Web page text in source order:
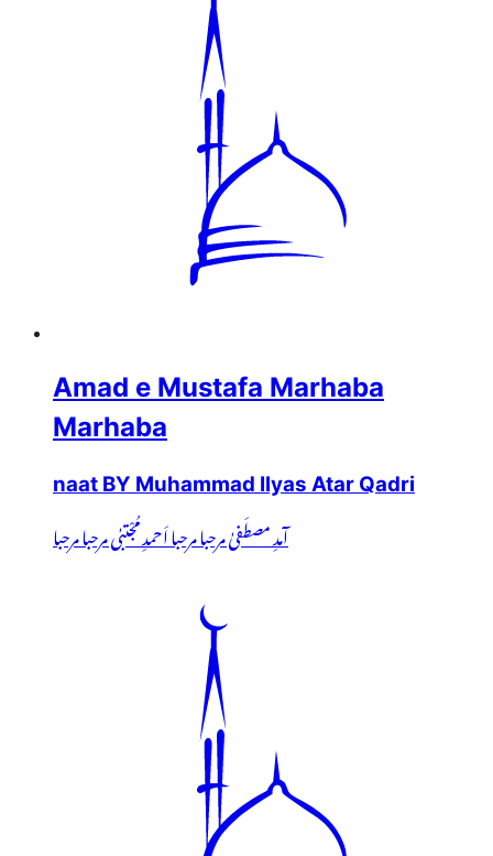
Amad e Mustafa Marhaba
Marhaba
naat BY Muhammad Ilyas Atar Qadri
آمدِ مصطَفیٰ مرحبا مرحبا اَحمدِ مُجْتبٰی مرحبا مرحبا